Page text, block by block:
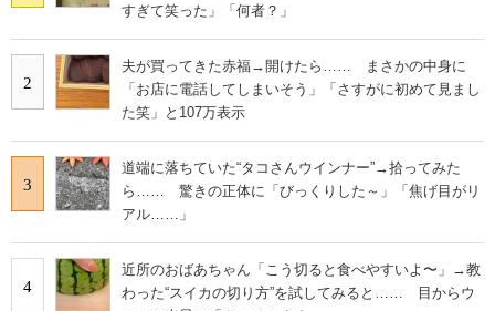
すぎて笑った」「何者？」
2
夫が買ってきた赤福→開けたら…… まさかの中身に
「お店に電話してしまいそう」「さすがに初めて見まし
た笑」と107万表示
3
道端に落ちていた“タコさんウインナー”→拾ってみた
ら…… 驚きの正体に「びっくりした～」「焦げ目がリ
アル……」
4
近所のおばあちゃん「こう切ると食べやすいよ〜」→教
わった“スイカの切り方”を試してみると…… 目からウ